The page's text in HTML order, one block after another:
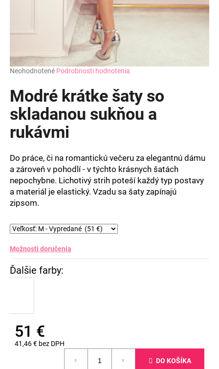
Priemerné
produktu
je
0,0
z
hviezdičiek.
Neohodnotené Podrobnosti hodnotenia
Modré krátke šaty so
skladanou sukňou a
rukávmi
Do práce, či na romantickú večeru za elegantnú dámu
a zároveň v pohodlí - v týchto krásnych šatách
nepochybne. Lichotivý strih poteší každý typ postavy
a materiál je elastický. Vzadu sa šaty zapínajú
zipsom.
Možnosti doručenia
51 €
41,46 € bez DPH
DO KOŠÍKA